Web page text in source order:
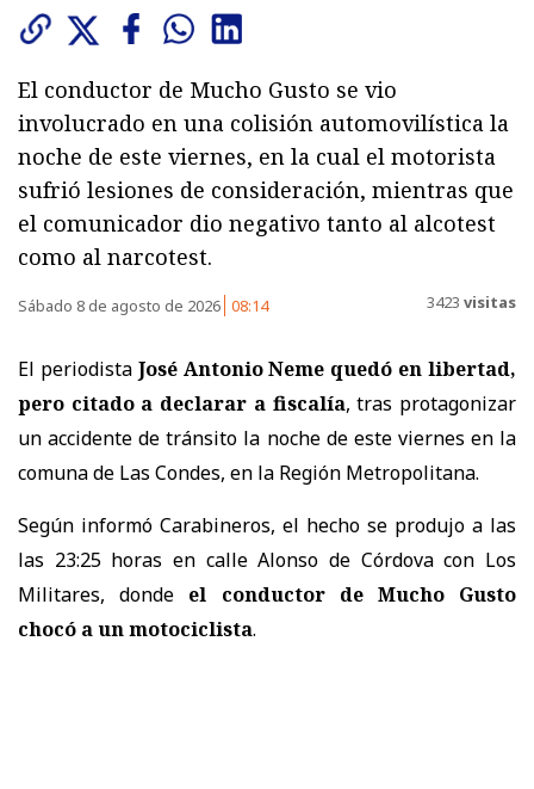
El conductor de Mucho Gusto se vio
involucrado en una colisión automovilística la
noche de este viernes, en la cual el motorista
sufrió lesiones de consideración, mientras que
el comunicador dio negativo tanto al alcotest
como al narcotest.
Sábado 8 de agosto de 2026 08:14 3423 visitas
El periodista José Antonio Neme quedó en libertad,
pero citado a declarar a fiscalía, tras protagonizar
un accidente de tránsito la noche de este viernes en la
comuna de Las Condes, en la Región Metropolitana.
Según informó Carabineros, el hecho se produjo a las
las 23:25 horas en calle Alonso de Córdova con Los
Militares, donde el conductor de Mucho Gusto
chocó a un motociclista.